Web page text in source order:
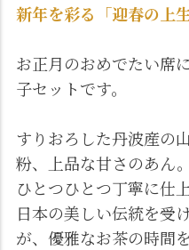
新年を彩る「迎春の上生
お正月のおめでたい席
子セットです。
すりおろした丹波産の
粉、上品な甘さのあん
ひとつひとつ丁寧に仕
日本の美しい伝統を受
が、優雅なお茶の時間